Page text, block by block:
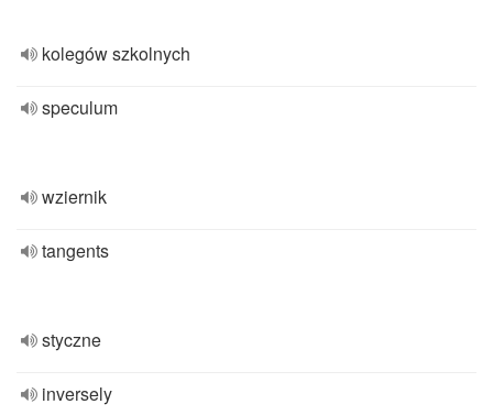
kolegów szkolnych
speculum
wziernik
tangents
styczne
inversely